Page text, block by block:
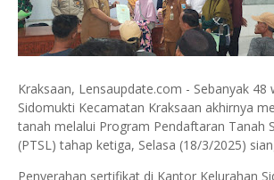
Kraksaan, Lensaupdate.com - Sebanyak 48
Sidomukti Kecamatan Kraksaan akhirnya
tanah melalui Program Pendaftaran Tanah
(PTSL) tahap ketiga, Selasa (18/3/2025)
Penyerahan sertifikat di Kantor Kelurahan